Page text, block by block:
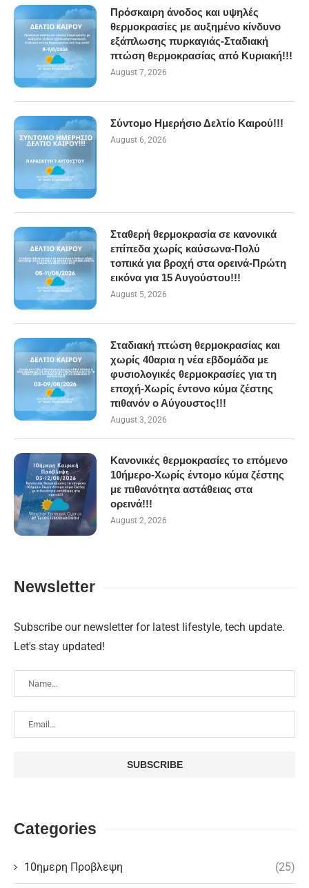
Πρόσκαιρη άνοδος και υψηλές
θερμοκρασίες με αυξημένο κίνδυνο
εξάπλωσης πυρκαγιάς-Σταδιακή
πτώση θερμοκρασίας από Κυριακή!!!
August 7, 2026
Σύντομο Ημερήσιο Δελτίο Καιρού!!!
August 6, 2026
Σταθερή θερμοκρασία σε κανονικά
επίπεδα χωρίς καύσωνα-Πολύ
τοπικά για βροχή στα ορεινά-Πρώτη
εικόνα για 15 Αυγούστου!!!
August 5, 2026
Σταδιακή πτώση θερμοκρασίας και
χωρίς 40αρια η νέα εβδομάδα με
φυσιολογικές θερμοκρασίες για τη
εποχή-Χωρίς έντονο κύμα ζέστης
πιθανόν ο Αύγουστος!!!
August 3, 2026
Κανονικές θερμοκρασίες το επόμενο
10ήμερο-Χωρίς έντομο κύμα ζέστης
με πιθανότητα αστάθειας στα
ορεινά!!!
August 2, 2026
Newsletter
Subscribe our newsletter for latest lifestyle, tech update.
Let's stay updated!
Categories
10ημερη Προβλεψη (25)